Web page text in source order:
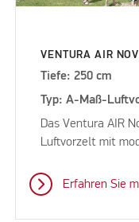
VENTURA AIR
Tiefe: 250 cm
Typ: A-Maß-
Das Ventura AIR
Luftvorzelt mit
Erfahren Sie